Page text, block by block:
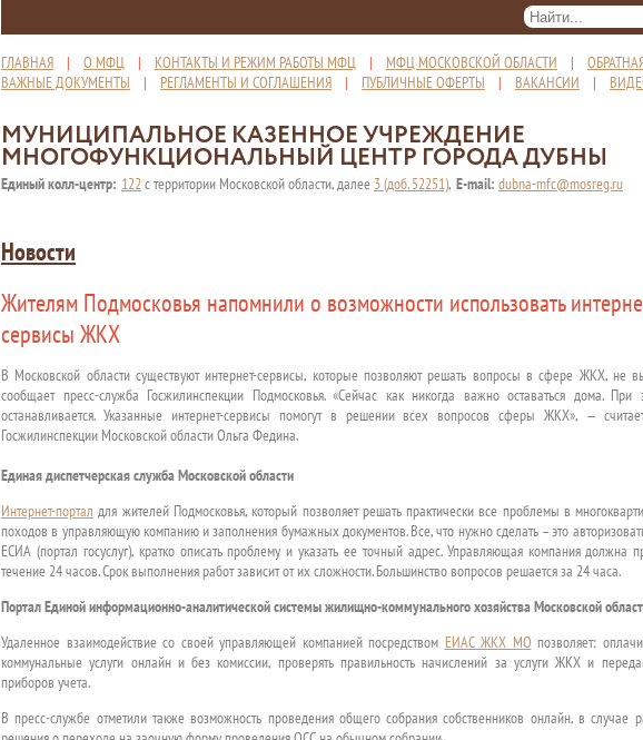
ГЛАВНАЯ | О МФЦ | КОНТАКТЫ И РЕЖИМ РАБОТЫ МФЦ | МФЦ МОСКОВСКОЙ ОБЛАСТИ |
ВАЖНЫЕ ДОКУМЕНТЫ | РЕГЛАМЕНТЫ И СОГЛАШЕНИЯ | ПУБЛИЧНЫЕ ОФЕРТЫ | ВАКАНСИИ |
МУНИЦИПАЛЬНОЕ КАЗЕННОЕ УЧРЕЖДЕНИЕ
МНОГОФУНКЦИОНАЛЬНЫЙ ЦЕНТР ГОРОДА ДУБНЫ
Единый колл-центр: 122с территории Московской области, далее 3 (доб. 52251), E-mail: dubna-mfc@mosreg.ru
Новости
Жителям Подмосковья напомнили о возможности использовать
сервисы ЖКХ
В Московской области существуют интернет-сервисы, которые позволяют решать вопросы в сфере ЖКХ, не
сообщает пресс-служба Госжилинспекции Подмосковья. «Сейчас как никогда важно оставаться дома.
останавливается. Указанные интернет-сервисы помогут в решении всех вопросов сферы ЖКХ», —
Госжилинспекции Московской области Ольга Федина.
Единая диспетчерская служба Московской области
Интернет-портал для жителей Подмосковья, который позволяет решать практически все проблемы в
походов в управляющую компанию и заполнения бумажных документов. Все, что нужно сделать – это
ЕСИА (портал госуслуг), кратко описать проблему и указать ее точный адрес. Управляющая компания должна
течение 24 часов. Срок выполнения работ зависит от их сложности. Большинство вопросов решается за 24 часа.
Портал Единой информационно-аналитической системы жилищно-коммунального хозяйства Московской
Удаленное взаимодействие со своей управляющей компанией посредством ЕИАС ЖКХ МО позволяет:
коммунальные услуги онлайн и без комиссии, проверять правильность начислений за услуги ЖКХ и
приборов учета.
В пресс-службе отметили также возможность проведения общего собрания собственников онлайн, в случае